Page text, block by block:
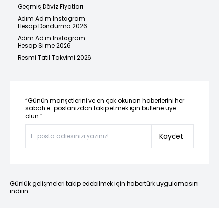
Geçmiş Döviz Fiyatları
Adım Adım Instagram
Hesap Dondurma 2026
Adım Adım Instagram
Hesap Silme 2026
Resmi Tatil Takvimi 2026
“Günün manşetlerini ve en çok okunan haberlerini her
sabah e-postanızdan takip etmek için bültene üye
olun.”
Kaydet
Günlük gelişmeleri takip edebilmek için habertürk uygulamasını
indirin